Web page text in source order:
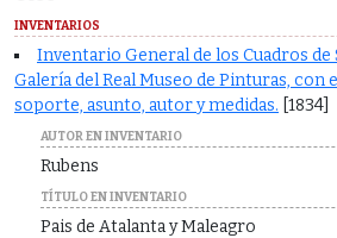
INVENTARIOS
Inventario General de los Cuadros de
Galería del Real Museo de Pinturas,
soporte, asunto, autor y medidas. [1834]
AUTOR EN INVENTARIO
Rubens
TÍTULO EN INVENTARIO
Pais de Atalanta y Maleagro